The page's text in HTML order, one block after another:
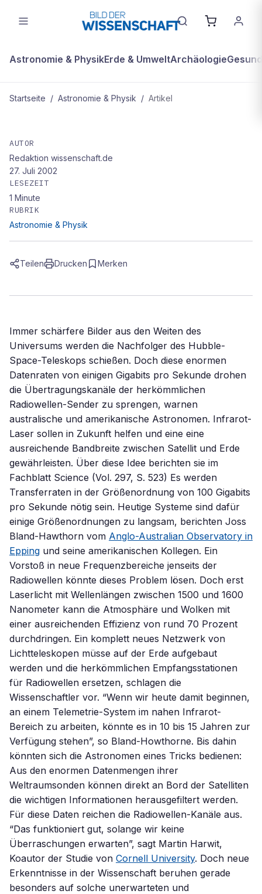
Astronomie & PhysikErde & UmweltArchäologie
Startseite / Astronomie & Physik / Artikel
Wissenschaftler warnen vor
Datenstau im Weltall
AUTOR
Redaktion wissenschaft.de
27. Juli 2002
LESEZEIT
1 Minute
RUBRIK
Astronomie & Physik
Teilen Drucken Merken
Immer schärfere Bilder aus den Weiten des
Universums werden die Nachfolger des Hubble-
Space-Teleskops schießen. Doch diese enormen
Datenraten von einigen Gigabits pro Sekunde drohen
die Übertragungskanäle der herkömmlichen
Radiowellen-Sender zu sprengen, warnen
australische und amerikanische Astronomen. Infrarot-
Laser sollen in Zukunft helfen und eine eine
ausreichende Bandbreite zwischen Satellit und Erde
gewährleisten. Über diese Idee berichten sie im
Fachblatt Science (Vol. 297, S. 523) Es werden
Transferraten in der Größenordnung von 100 Gigabits
pro Sekunde nötig sein. Heutige Systeme sind dafür
einige Größenordnungen zu langsam, berichten Joss
Bland-Hawthorn vom Anglo-Australian Observatory in
Epping und seine amerikanischen Kollegen. Ein
Vorstoß in neue Frequenzbereiche jenseits der
Radiowellen könnte dieses Problem lösen. Doch erst
Laserlicht mit Wellenlängen zwischen 1500 und 1600
Nanometer kann die Atmosphäre und Wolken mit
einer ausreichenden Effizienz von rund 70 Prozent
durchdringen. Ein komplett neues Netzwerk von
Lichtteleskopen müsse auf der Erde aufgebaut
werden und die herkömmlichen Empfangsstationen
für Radiowellen ersetzen, schlagen die
Wissenschaftler vor. “Wenn wir heute damit beginnen,
an einem Telemetrie-System im nahen Infrarot-
Bereich zu arbeiten, könnte es in 10 bis 15 Jahren zur
Verfügung stehen”, so Bland-Howthorne. Bis dahin
könnten sich die Astronomen eines Tricks bedienen:
Aus den enormen Datenmengen ihrer
Weltraumsonden können direkt an Bord der Satelliten
die wichtigen Informationen herausgefiltert werden.
Für diese Daten reichen die Radiowellen-Kanäle aus.
“Das funktioniert gut, solange wir keine
Überraschungen erwarten”, sagt Martin Harwit,
Koautor der Studie von Cornell University. Doch neue
Erkenntnisse in der Wissenschaft beruhen gerade
besonders auf solche unerwarteten und